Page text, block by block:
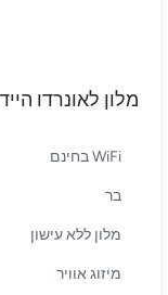
מלון לאונרדו
WiFi בחינם
בר
מלון ללא עישון
מיזוג אוויר